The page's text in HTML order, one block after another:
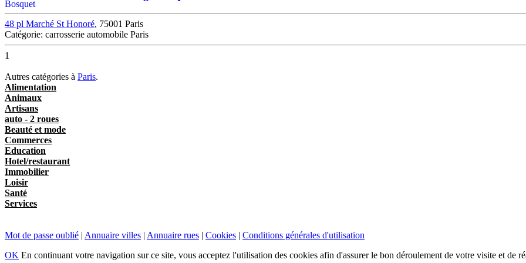
48 pl Marché St Honoré, 75001 Paris
Catégorie: carrosserie automobile Paris
1
Autres catégories à Paris.
Alimentation
Animaux
Artisans
auto - 2 roues
Beauté et mode
Commerces
Education
Hotel/restaurant
Immobilier
Loisir
Santé
Services
Mot de passe oublié | Annuaire villes | Annuaire rues | Cookies | Conditions générales d'utilisation
OK En continuant votre navigation sur ce site, vous acceptez l'utilisation des cookies afin d'assurer le bon déroulement de votre visite et de